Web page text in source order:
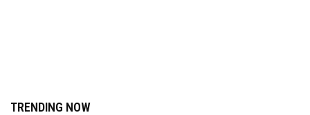
TRENDING NOW